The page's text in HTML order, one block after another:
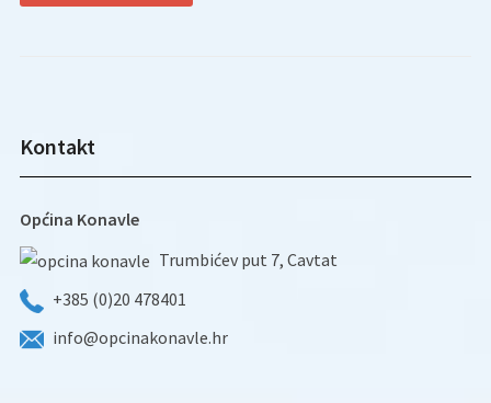
Kontakt
Općina Konavle
Trumbićev put 7, Cavtat
+385 (0)20 478401
info@opcinakonavle.hr